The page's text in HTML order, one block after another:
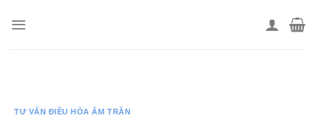
TƯ VẤN ĐIỀU HÒA ÂM TRẦN